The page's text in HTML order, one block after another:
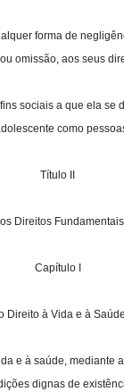
forma de
omissão, aos seus
sociais a que ela se
como
Título II
Direitos Fundamentais
Capítulo I
Direito à Vida e à Saúde
e à saúde, mediante
dignas de